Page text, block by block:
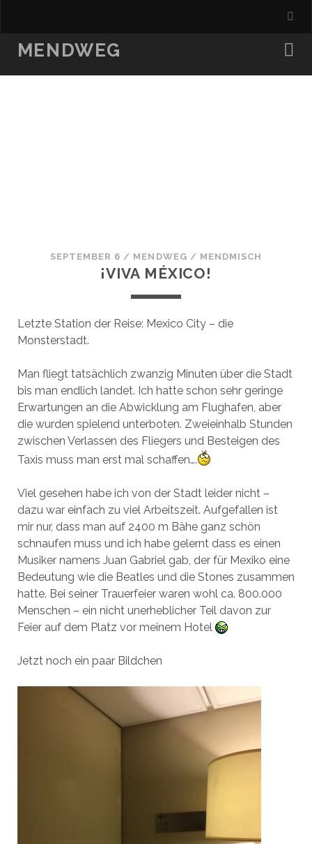
MENDWEG
SEPTEMBER 6 / MENDWEG / MENDMISCH
¡VIVA MÉXICO!
Letzte Station der Reise: Mexico City – die
Monsterstadt.
Man fliegt tatsächlich zwanzig Minuten über die Stadt
bis man endlich landet. Ich hatte schon sehr geringe
Erwartungen an die Abwicklung am Flughafen, aber
die wurden spielend unterboten. Zweieinhalb Stunden
zwischen Verlassen des Fliegers und Besteigen des
Taxis muss man erst mal schaffen….
Viel gesehen habe ich von der Stadt leider nicht –
dazu war einfach zu viel Arbeitszeit. Aufgefallen ist
mir nur, dass man auf 2400 m Bähe ganz schön
schnaufen muss und ich habe gelernt dass es einen
Musiker namens Juan Gabriel gab, der für Mexiko eine
Bedeutung wie die Beatles und die Stones zusammen
hatte. Bei seiner Trauerfeier waren wohl ca. 800.000
Menschen – ein nicht unerheblicher Teil davon zur
Feier auf dem Platz vor meinem Hotel
Jetzt noch ein paar Bildchen